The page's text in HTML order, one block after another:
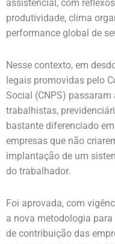
assistencial, com
produtividade, clima
performance global de
Nesse contexto, em
legais promovidas pelo
Social (CNPS)
trabalhistas,
bastante diferenciado
empresas que não
implantação de um
do trabalhador.
Foi aprovada, com
a nova metodologia
de contribuição das